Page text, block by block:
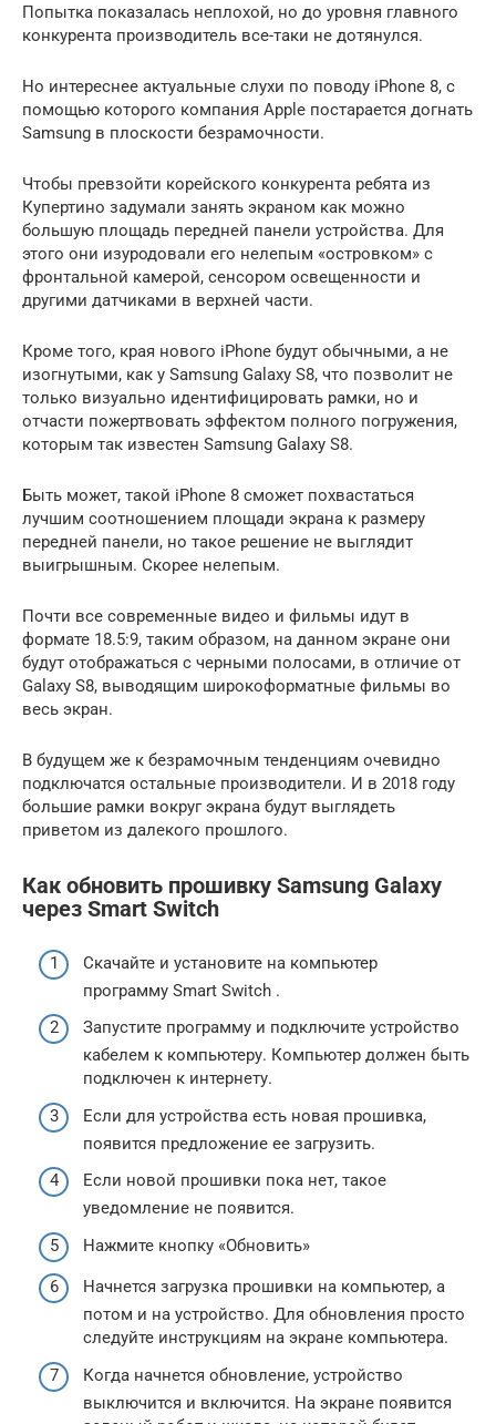
Попытка показалась неплохой, но до уровня главного
конкурента производитель все-таки не дотянулся.
Но интереснее актуальные слухи по поводу iPhone 8, с
помощью которого компания Apple постарается догнать
Samsung в плоскости безрамочности.
Чтобы превзойти корейского конкурента ребята из
Купертино задумали занять экраном как можно
большую площадь передней панели устройства. Для
этого они изуродовали его нелепым «островком» с
фронтальной камерой, сенсором освещенности и
другими датчиками в верхней части.
Кроме того, края нового iPhone будут обычными, а не
изогнутыми, как у Samsung Galaxy S8, что позволит не
только визуально идентифицировать рамки, но и
отчасти пожертвовать эффектом полного погружения,
которым так известен Samsung Galaxy S8.
Быть может, такой iPhone 8 сможет похвастаться
лучшим соотношением площади экрана к размеру
передней панели, но такое решение не выглядит
выигрышным. Скорее нелепым.
Почти все современные видео и фильмы идут в
формате 18.5:9, таким образом, на данном экране они
будут отображаться с черными полосами, в отличие от
Galaxy S8, выводящим широкоформатные фильмы во
весь экран.
В будущем же к безрамочным тенденциям очевидно
подключатся остальные производители. И в 2018 году
большие рамки вокруг экрана будут выглядеть
приветом из далекого прошлого.
Как обновить прошивку Samsung Galaxy
через Smart Switch
Скачайте и установите на компьютер
программу Smart Switch .
Запустите программу и подключите устройство
кабелем к компьютеру. Компьютер должен быть
подключен к интернету.
Если для устройства есть новая прошивка,
появится предложение ее загрузить.
Если новой прошивки пока нет, такое
уведомление не появится.
Нажмите кнопку «Обновить»
Начнется загрузка прошивки на компьютер, а
потом и на устройство. Для обновления просто
следуйте инструкциям на экране компьютера.
Когда начнется обновление, устройство
выключится и включится. На экране появится